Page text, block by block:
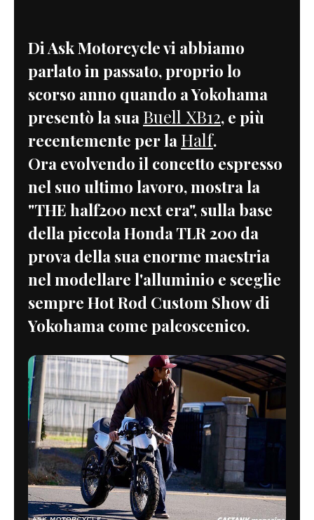
Di Ask Motorcycle vi abbiamo
parlato in passato, proprio lo
scorso anno quando a Yokohama
presentò la sua Buell XB12, e più
recentemente per la Half.
Ora evolvendo il concetto espresso
nel suo ultimo lavoro, mostra la
"THE half200 next era", sulla base
della piccola Honda TLR 200 da
prova della sua enorme maestria
nel modellare l'alluminio e sceglie
sempre Hot Rod Custom Show di
Yokohama come palcoscenico.